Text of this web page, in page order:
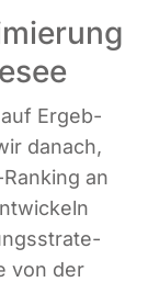
auf Ergeb­
danach,
an
von der